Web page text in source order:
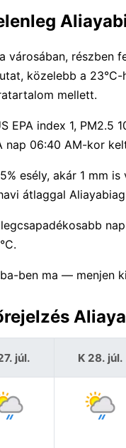
városában, részben
közelebb a
mellett.
EPA index 1,
nap 06:40 AM-kor
esély, akár 1 mm
átlaggal
ben ma — menjen
júl. K 28. júl.